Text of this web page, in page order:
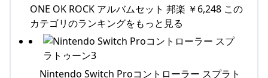
ONE OK ROCK アルバムセット 邦楽 ￥6,248 この
カテゴリのランキングをもっと見る
Nintendo Switch Proコントローラー スプラト